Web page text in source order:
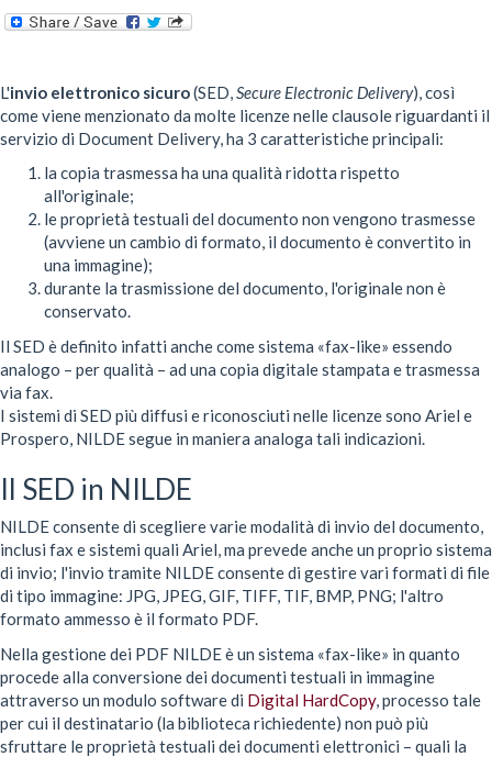
L'invio elettronico sicuro(SED,Secure Electronic Delivery), così
come viene menzionato da molte licenze nelle clausole riguardanti il
servizio di Document Delivery, ha 3 caratteristiche principali:
la copia trasmessa ha una qualità ridotta rispetto
all'originale;
le proprietà testuali del documento non vengono trasmesse
(avviene un cambio di formato, il documento è convertito in
una immagine);
durante la trasmissione del documento, l'originale non è
conservato.
Il SED è definito infatti anche come sistema «fax-like» essendo
analogo – per qualità – ad una copia digitale stampata e trasmessa
via fax.
I sistemi di SED più diffusi e riconosciuti nelle licenze sono Ariel e
Prospero, NILDE segue in maniera analoga tali indicazioni.
Il SED in NILDE
NILDE consente di scegliere varie modalità di invio del documento,
inclusi fax e sistemi quali Ariel, ma prevede anche un proprio sistema
di invio; l'invio tramite NILDE consente di gestire vari formati di file
di tipo immagine: JPG, JPEG, GIF, TIFF, TIF, BMP, PNG; l'altro
formato ammesso è il formato PDF.
Nella gestione dei PDF NILDE è un sistema «fax-like» in quanto
procede alla conversione dei documenti testuali in immagine
attraverso un modulo software di Digital HardCopy, processo tale
per cui il destinatario (la biblioteca richiedente) non può più
sfruttare le proprietà testuali dei documenti elettronici – quali la